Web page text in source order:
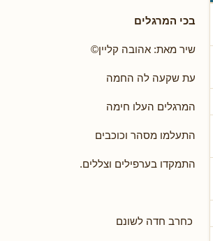
בכי המרגלים
שיר מאת: אהובה קליין©
עת שקעה לה החמה
המרגלים העלו חימה
התעלמו מסהר וכוכבים
התמקדו בערפילים וצללים.
כחרב חדה לשונם